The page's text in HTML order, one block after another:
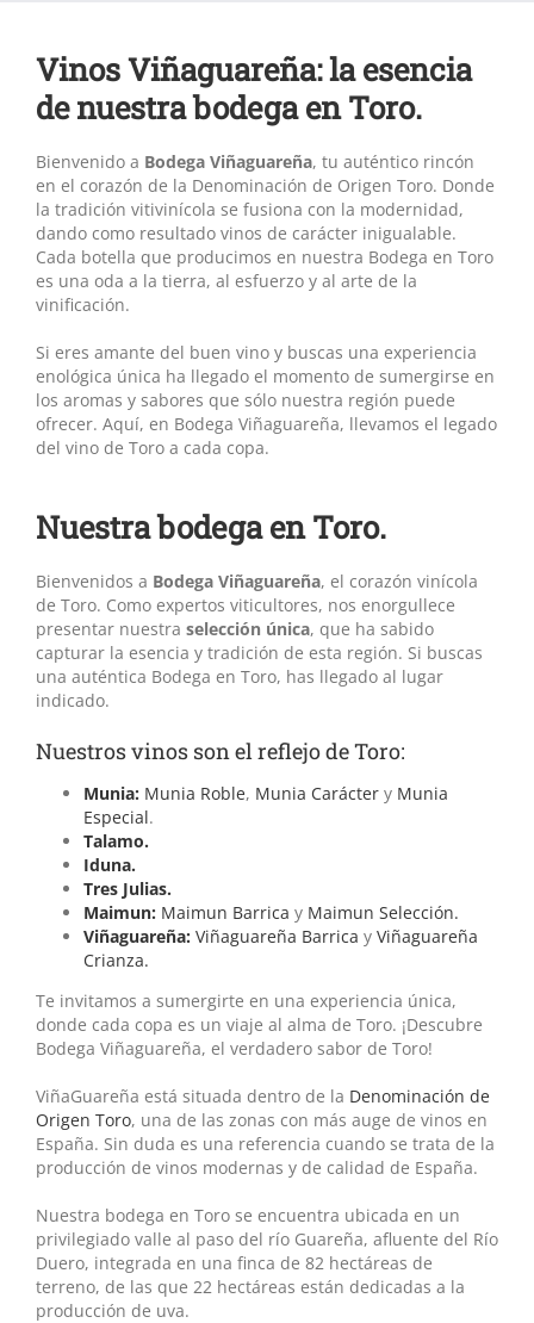
Vinos Viñaguareña: la esencia
de nuestra bodega en Toro.
Bienvenido a Bodega Viñaguareña, tu auténtico rincón
en el corazón de la Denominación de Origen Toro. Donde
la tradición vitivinícola se fusiona con la modernidad,
dando como resultado vinos de carácter inigualable.
Cada botella que producimos en nuestra Bodega en Toro
es una oda a la tierra, al esfuerzo y al arte de la
vinificación.
Si eres amante del buen vino y buscas una experiencia
enológica única ha llegado el momento de sumergirse en
los aromas y sabores que sólo nuestra región puede
ofrecer. Aquí, en Bodega Viñaguareña, llevamos el legado
del vino de Toro a cada copa.
Nuestra bodega en Toro.
Bienvenidos a Bodega Viñaguareña, el corazón vinícola
de Toro. Como expertos viticultores, nos enorgullece
presentar nuestra selección única, que ha sabido
capturar la esencia y tradición de esta región. Si buscas
una auténtica Bodega en Toro, has llegado al lugar
indicado.
Nuestros vinos son el reflejo de Toro:
Munia: Munia Roble, Munia Caráctery Munia
Especial.
Talamo.
Iduna.
Tres Julias.
Maimun: Maimun Barrica yMaimun Selección.
Viñaguareña: Viñaguareña Barrica y Viñaguareña
Crianza.
Te invitamos a sumergirte en una experiencia única,
donde cada copa es un viaje al alma de Toro. ¡Descubre
Bodega Viñaguareña, el verdadero sabor de Toro!
ViñaGuareña está situada dentro de la Denominación de
Origen Toro, una de las zonas con más auge de vinos en
España. Sin duda es una referencia cuando se trata de la
producción de vinos modernas y de calidad de España.
Nuestra bodega en Toro se encuentra ubicada en un
privilegiado valle al paso del río Guareña, afluente del Río
Duero, integrada en una finca de 82 hectáreas de
terreno, de las que 22 hectáreas están dedicadas a la
producción de uva.